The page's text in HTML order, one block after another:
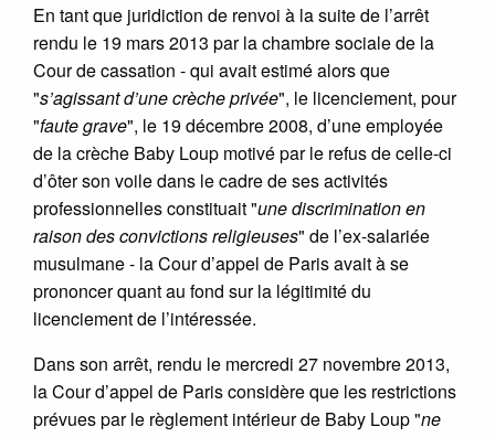
En tant que juridiction de renvoi à la suite de l’arrêt
rendu le 19 mars 2013 par la chambre sociale de la
Cour de cassation - qui avait estimé alors que
"s’agissant d’une crèche privée", le licenciement, pour
"faute grave", le 19 décembre 2008, d’une employée
de la crèche Baby Loup motivé par le refus de celle-ci
d’ôter son voile dans le cadre de ses activités
professionnelles constituait "une discrimination en
raison des convictions religieuses" de l’ex-salariée
musulmane - la Cour d’appel de Paris avait à se
prononcer quant au fond sur la légitimité du
licenciement de l’intéressée.
Dans son arrêt, rendu le mercredi 27 novembre 2013,
la Cour d’appel de Paris considère que les restrictions
prévues par le règlement intérieur de Baby Loup "ne